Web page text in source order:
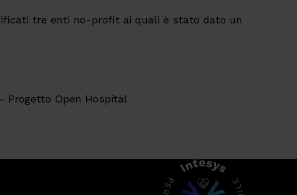
tre enti no-profit ai quali è stato dato un
Progetto Open Hospital